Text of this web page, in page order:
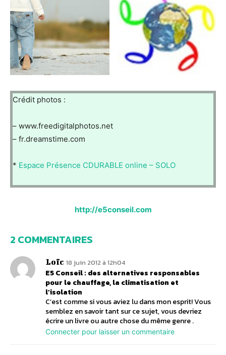
Crédit photos :
– www.freedigitalphotos.net
– fr.dreamstime.com
* Espace Présence CDURABLE online – SOLO
http://e5conseil.com
2 COMMENTAIRES
Loïc 18 juin 2012 à 12h04
E5 Conseil : des alternatives responsables
pour le chauffage, la climatisation et
l’isolation
C’est comme si vous aviez lu dans mon esprit! Vous
semblez en savoir tant sur ce sujet, vous devriez
écrire un livre ou autre chose du même genre .
Connecter pour laisser un commentaire